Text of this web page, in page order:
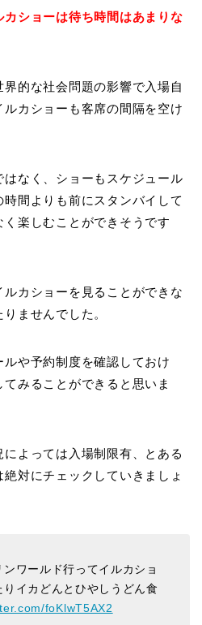
ショーは待ち時間はあまりな
的な社会問題の影響で入場自
カショーも客席の間隔を空け
なく、ショーもスケジュール
間よりも前にスタンバイして
楽しむことができそうです
カショーを見ることができな
ませんでした。
や予約制度を確認しておけ
みることができると思いま
よっては入場制限有、とある
対にチェックしていきましょ
ワールド行ってイルカショ
イカどんとひやしうどん食
foKlwT5AX2